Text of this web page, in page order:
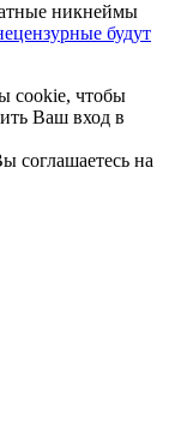
никнеймы
будут
cookie, чтобы
Ваш вход в
соглашаетесь на